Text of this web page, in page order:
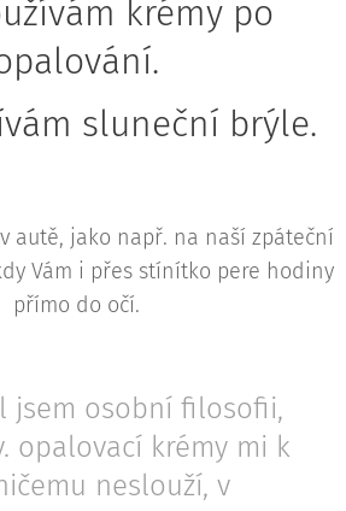
krémy po
sluneční brýle.
autě, jako např. na naší zpáteční
Vám i přes stínítko pere hodiny
přímo do očí.
jsem osobní filosofii,
opalovací krémy mi k
neslouží, v